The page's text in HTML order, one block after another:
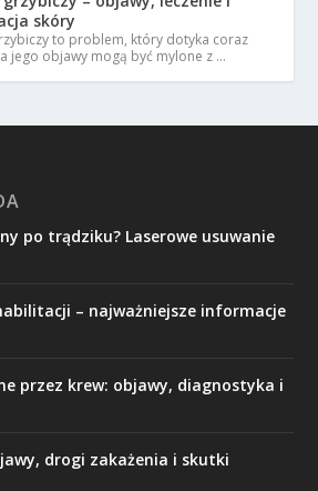
skóry
to problem, który dotyka coraz
jego objawy mogą być mylone z …
po trądziku? Laserowe usuwanie
– najważniejsze informacje
przez krew: objawy, diagnostyka i
drogi zakażenia i skutki